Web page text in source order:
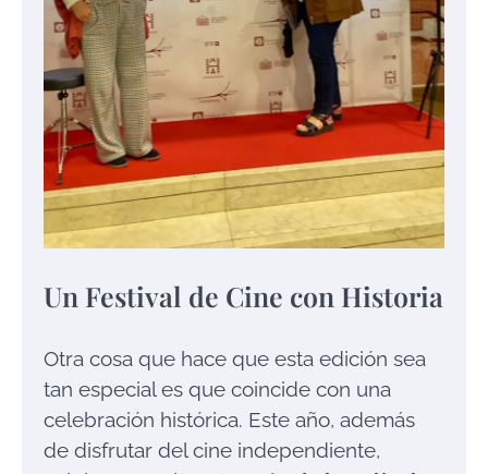
Un Festival de Cine con Historia
Otra cosa que hace que esta edición sea
tan especial es que coincide con una
celebración histórica. Este año, además
de disfrutar del cine independiente,